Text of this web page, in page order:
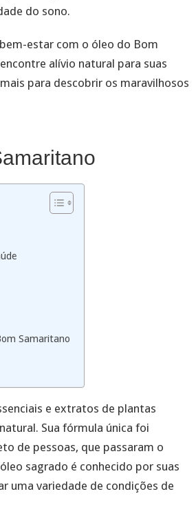
do sono.
estar com o óleo do Bom
alívio natural para suas
para descobrir os maravilhosos
Samaritano
e extratos de plantas
Sua fórmula única foi
de pessoas, que passaram o
sagrado é conhecido por suas
uma variedade de condições de